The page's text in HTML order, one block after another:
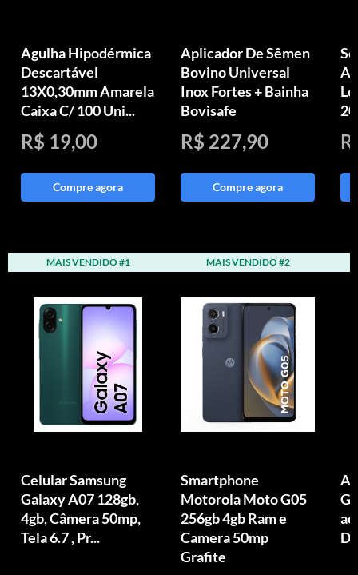
Agulha Hipodérmica
Descartável
13X0,30mm Amarela
Caixa C/ 100 Uni...
R$ 19,00
Compre agora
Aplicador De Sêmen
Bovino Universal
Inox Fortes + Bainha
Bovisafe
R$ 227,90
Compre agora
MAIS VENDIDO #1
Celular Samsung
Galaxy A07 128gb,
4gb, Câmera 50mp,
Tela 6.7 , Pr...
MAIS VENDIDO #2
Smartphone
Motorola Moto G05
256gb 4gb Ram e
Camera 50mp
Grafite